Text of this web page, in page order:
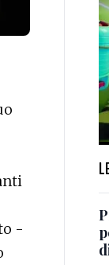
-